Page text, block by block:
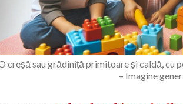
creșă sau grădiniță primitoare și caldă, cu
– Imagine